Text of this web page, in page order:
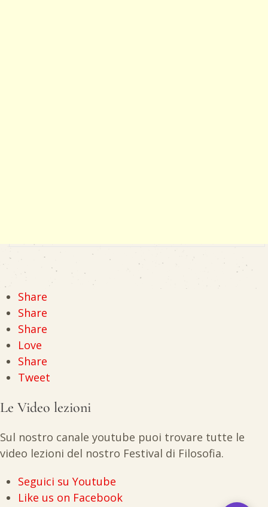
Share
Share
Share
Love
Share
Tweet
Le Video lezioni
Sul nostro canale youtube puoi trovare tutte le
video lezioni del nostro Festival di Filosofia.
Seguici su Youtube
Like us on Facebook